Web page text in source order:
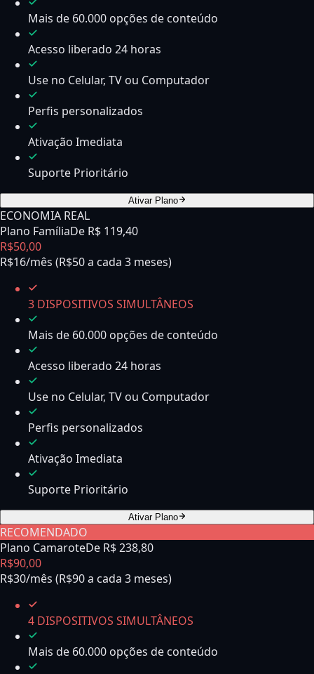
Mais de 60.000 opções de conteúdo
Acesso liberado 24 horas
Use no Celular, TV ou Computador
Perfis personalizados
Ativação Imediata
Suporte Prioritário
Ativar Plano
ECONOMIA REAL
Plano FamíliaDe R$ 119,40
R$50,00
R$16/mês (R$50 a cada 3 meses)
3 DISPOSITIVOS SIMULTÂNEOS
Mais de 60.000 opções de conteúdo
Acesso liberado 24 horas
Use no Celular, TV ou Computador
Perfis personalizados
Ativação Imediata
Suporte Prioritário
Ativar Plano
RECOMENDADO
Plano CamaroteDe R$238,80
R$90,00
R$30/mês (R$90 a cada 3 meses)
4 DISPOSITIVOS SIMULTÂNEOS
Mais de 60.000 opções de conteúdo